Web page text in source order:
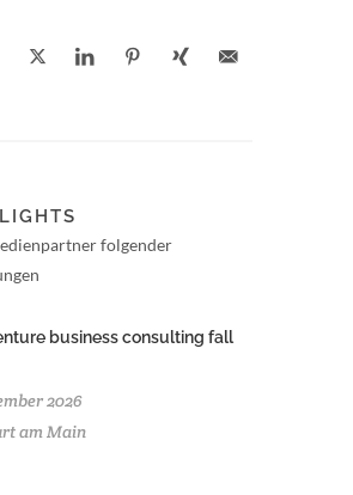
folgender
business consulting fall
2026
am Main